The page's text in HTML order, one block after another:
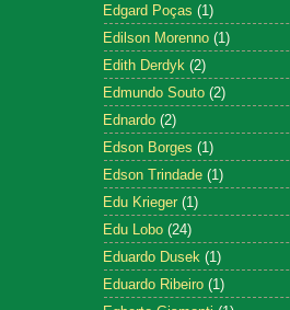
Edgard Poças (1)
Edilson Morenno (1)
Edith Derdyk (2)
Edmundo Souto (2)
Ednardo (2)
Edson Borges (1)
Edson Trindade (1)
Edu Krieger (1)
Edu Lobo (24)
Eduardo Dusek (1)
Eduardo Ribeiro (1)